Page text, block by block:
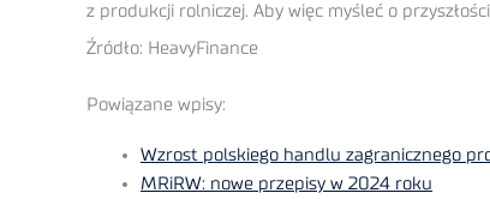
z produkcji rolniczej. Aby więc myśleć o
Źródło: HeavyFinance
Powiązane wpisy:
Wzrost polskiego handlu zagranicznego
MRiRW: nowe przepisy w 2024 roku